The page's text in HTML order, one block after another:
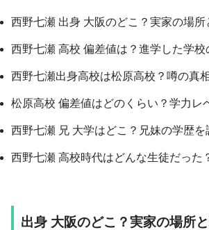
西野七瀬 出身 大阪のどこ？実家の場所
西野七瀬 高校 偏差値は？進学した学校
西野七瀬出身高校は松原高校？噂の真
松原高校 偏差値はどのくらい？学力レ
西野七瀬 兄 大学はどこ？兄妹の学歴を
西野七瀬 高校時代はどんな生徒だった
出身 大阪のどこ？実家の場所